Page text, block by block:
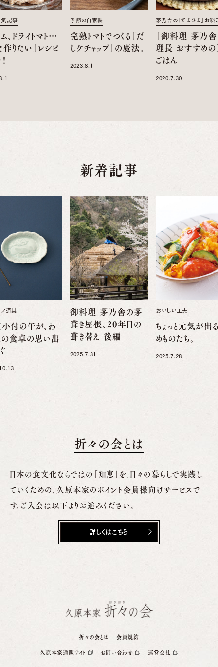
記事
、ドライトマト…
作りたい」レシピ
季節の自家製
完熟トマトでつくる「だ
しケチャップ」の魔法。
2023.8.1
茅乃舎の「てまひま」お料
「御料理 茅乃舎
理長 おすすめの
ごはん
2020.7.30
新着記事
道具
付の午が、わ
食卓の思い出
御料理 茅乃舎の茅
葺き屋根、20年目の
葺き替え 後編
2025.7.31
おいしい工夫
ちょっと元気が出
めものたち。
2025.7.28
折々の会とは
日本の食文化ならではの「知恵」を、日々の暮らしで実践し
ていくための、
久原本家のポイント会員様向けサービスで
す。ご入会は以下よりお進みください。
詳しくはこちら
折々の会とは 会員規約
久原本家通販サイト お問い合わせ 運営会社